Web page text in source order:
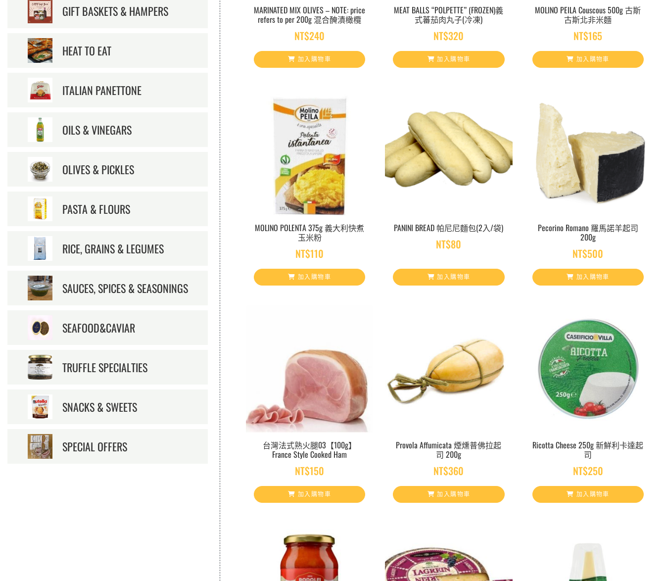
GIFT BASKETS & HAMPERS
HEAT TO EAT
ITALIAN PANETTONE
OILS & VINEGARS
OLIVES & PICKLES
PASTA & FLOURS
RICE, GRAINS & LEGUMES
SAUCES, SPICES & SEASONINGS
SEAFOOD&CAVIAR
TRUFFLE SPECIALTIES
SNACKS & SWEETS
SPECIAL OFFERS
MARINATED MIX OLIVES – NOTE: price
refers to per 200g 混合醃漬橄欖
NT$240
加入購物車
MEAT BALLS “POLPETTE” (FROZEN)義
式蕃茄肉丸子(冷凍)
NT$320
加入購物車
MOLINO PEILA Couscous 500g 古斯
古斯北非米麵
NT$165
加入購物車
MOLINO POLENTA 375g 義大利快煮
玉米粉
NT$110
加入購物車
PANINI BREAD 帕尼尼麵包(2入/袋)
NT$80
加入購物車
Pecorino Romano 羅馬諾羊起司
200g
NT$500
加入購物車
台灣法式熟火腿03【100g】
France Style Cooked Ham
NT$150
加入購物車
Provola Affumicata 煙燻普佛拉起
司 200g
NT$360
加入購物車
Ricotta Cheese 250g 新鮮利卡達起
司
NT$250
加入購物車